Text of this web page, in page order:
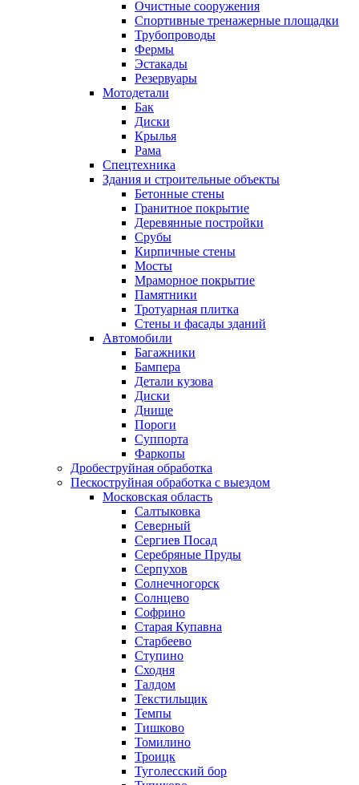
Очистные сооружения
Спортивные тренажерные площадки
Трубопроводы
Фермы
Эстакады
Резервуары
Мотодетали
Бак
Диски
Крылья
Рама
Спецтехника
Здания и строительные объекты
Бетонные стены
Гранитное покрытие
Деревянные постройки
Срубы
Кирпичные стены
Мосты
Мраморное покрытие
Памятники
Тротуарная плитка
Стены и фасады зданий
Автомобили
Багажники
Бампера
Детали кузова
Диски
Днище
Пороги
Суппорта
Фаркопы
Дробеструйная обработка
Пескоструйная обработка с выездом
Московская область
Салтыковка
Северный
Сергиев Посад
Серебряные Пруды
Серпухов
Солнечногорск
Солнцево
Софрино
Старая Купавна
Старбеево
Ступино
Сходня
Талдом
Текстильщик
Темпы
Тишково
Томилино
Троицк
Туголесский бор